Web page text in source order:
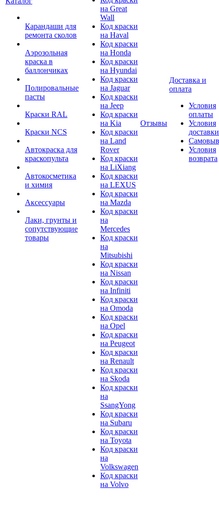
Карандаши для
ремонта сколов
Аэрозольная
краска в
баллончиках
Полировальные
пасты
Краски RAL
Краски NCS
Автокраска для
краскопульта
Автокосметика
и химия
Аксессуары
Лаки, грунты и
сопутствующие
товары
на Great
Wall
Код краски
на Haval
Код краски
на Honda
Код краски
на Hyundai
Код краски
на Jaguar
Код краски
на Jeep
Код краски
на Kia
Код краски
на Land
Rover
Код краски
на LiXiang
Код краски
на LEXUS
Код краски
на Mazda
Код краски
на
Mercedes
Код краски
на
Mitsubishi
Код краски
на Nissan
Код краски
на Infiniti
Код краски
на Omoda
Код краски
на Opel
Код краски
на Peugeot
Код краски
на Renault
Код краски
на Skoda
Код краски
на
SsangYong
Код краски
на Subaru
Код краски
на Toyota
Код краски
на
Volkswagen
Код краски
на Volvo
Отзывы
Доставка и
оплата
Условия
оплаты
Условия
доставки
Условия
возврата